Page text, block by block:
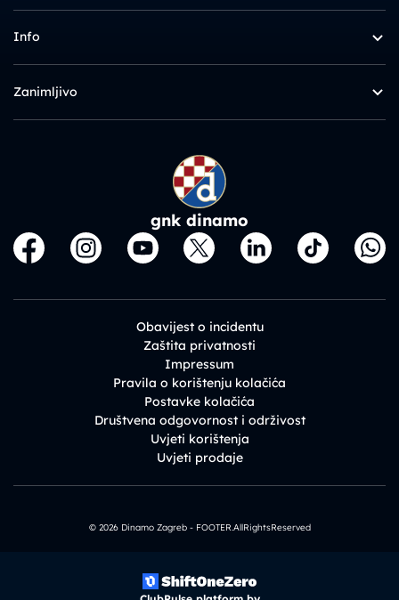
Info
Zanimljivo
gnk dinamo
Obavijest o incidentu
Zaštita privatnosti
Impressum
Pravila o korištenju kolačića
Postavke kolačića
Društvena odgovornost i održivost
Uvjeti korištenja
Uvjeti prodaje
© 2026 Dinamo Zagreb - FOOTER.AllRightsReserved